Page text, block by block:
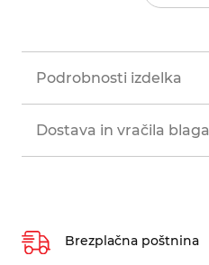
Podrobnosti izdelka
Dostava in vračila blaga
Brezplačna poštnina